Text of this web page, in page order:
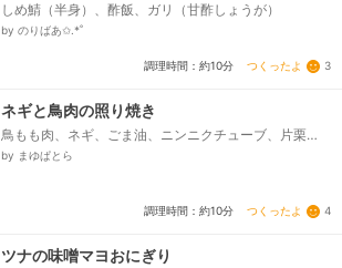
しめ鯖（半身）、酢飯、ガリ（甘酢しょうが）
by のりばあ✩.*˚
調理時間：約10分 つくったよ 3
ネギと鳥肉の照り焼き
鳥もも肉、ネギ、ごま油、ニンニクチューブ、片栗
粉、★醤油、★みりん、★酒、★砂糖
by まゆぱとら
調理時間：約10分 つくったよ 4
ツナの味噌マヨおにぎり